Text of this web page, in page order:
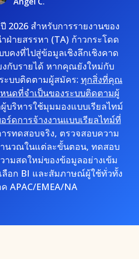
2026 สำหรับการรายงานของ
ฝ่ายสรรหา (TA) ก้าวกระโดด
คงที่ไปสู่ข้อมูลเชิงลึกเชิงคาด
กับรายได้ หากคุณยังใหม่กับ
ะบบติดตามผู้สมัคร: ทุกสิ่งที่คุณ
นดที่จำเป็นของระบบติดตามผู้
บริหารใช้มุมมองแบบเรียลไทม์
ร์ดการจ้างงานแบบเรียลไทม์ที่
รทดสอบจริง, ตรวจสอบความ
นวณในแต่ละขั้นตอน, ทดสอบ
ามสดใหม่ของข้อมูลอย่างเข้ม
ลือก BI และสัมภาษณ์ผู้ใช้ทั่วทั้ง
APAC/EMEA/NA